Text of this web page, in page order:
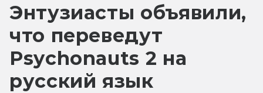
Энтузиасты объявили,
что переведут
Psychonauts 2 на
русский язык